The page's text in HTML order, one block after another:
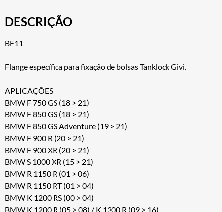
DESCRIÇÃO
BF11
Flange específica para fixação de bolsas Tanklock Givi.
APLICAÇÕES
BMW F 750 GS (18 > 21)
BMW F 850 GS (18 > 21)
BMW F 850 GS Adventure (19 > 21)
BMW F 900 R (20 > 21)
BMW F 900 XR (20 > 21)
BMW S 1000 XR (15 > 21)
BMW R 1150 R (01 > 06)
BMW R 1150 RT (01 > 04)
BMW K 1200 RS (00 > 04)
BMW K 1200 R (05 > 08) / K 1300 R (09 > 16)